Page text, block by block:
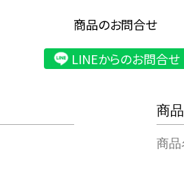
商品のお問合せ
LINEからのお問合せ
商